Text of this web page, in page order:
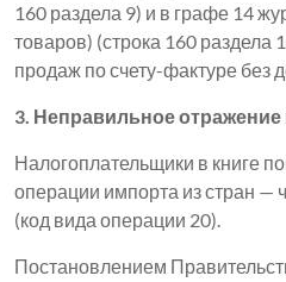
160 раздела 9) и в графе 14
товаров) (строка 160 раздела
продаж по счету-фактуре без
3. Неправильное
Налогоплательщики в книге
операции импорта из стран —
(код вида операции 20).
Постановлением